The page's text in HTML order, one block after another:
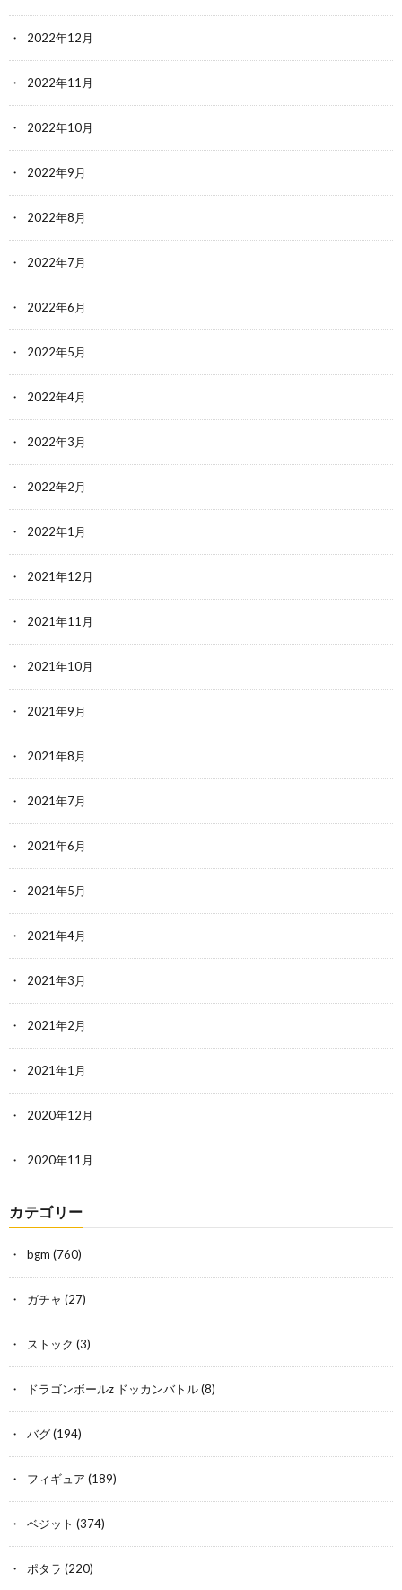
2022年12月
2022年11月
2022年10月
2022年9月
2022年8月
2022年7月
2022年6月
2022年5月
2022年4月
2022年3月
2022年2月
2022年1月
2021年12月
2021年11月
2021年10月
2021年9月
2021年8月
2021年7月
2021年6月
2021年5月
2021年4月
2021年3月
2021年2月
2021年1月
2020年12月
2020年11月
カテゴリー
bgm (760)
ガチャ (27)
ストック (3)
ドラゴンボールz ドッカンバトル(8)
バグ(194)
フィギュア (189)
ベジット (374)
ポタラ (220)